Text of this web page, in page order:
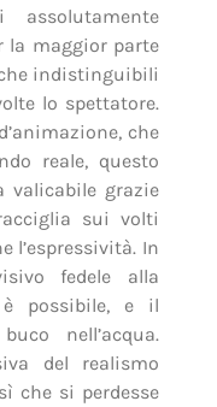
la maggior parte
indistinguibili
lo spettatore.
che
reale, questo
valicabile grazie
sui volti
l’espressività. In
fedele alla
possibile, e il
nell’acqua.
del realismo
che si perdesse